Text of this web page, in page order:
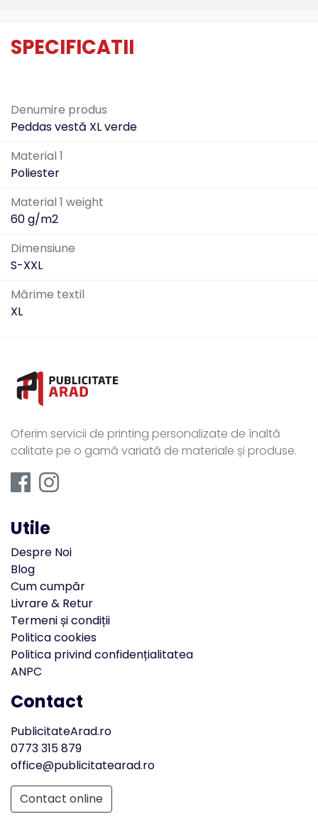
SPECIFICATII
Denumire produs
Peddas vestă XL verde
Material 1
Poliester
Material 1 weight
60 g/m2
Dimensiune
S-XXL
Mărime textil
XL
Oferim servicii de printing personalizate de înaltă
calitate pe o gamă variată de materiale și produse.
Utile
Despre Noi
Blog
Cum cumpăr
Livrare & Retur
Termeni și condiții
Politica cookies
Politica privind confidențialitatea
ANPC
Contact
PublicitateArad.ro
0773 315 879
office@publicitatearad.ro
Contact online